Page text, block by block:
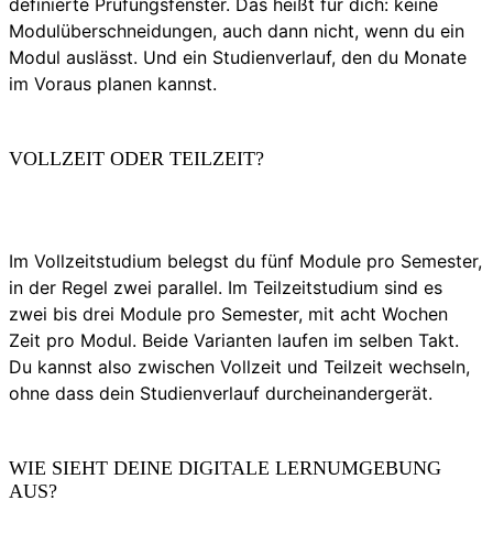
Modulüberschneidungen, auch dann nicht, wenn du ein
Modul auslässt. Und ein Studienverlauf, den du Monate
im Voraus planen kannst.
VOLLZEIT ODER TEILZEIT?
Im Vollzeitstudium belegst du fünf Module pro Semester,
in der Regel zwei parallel. Im Teilzeitstudium sind es
zwei bis drei Module pro Semester, mit acht Wochen
Zeit pro Modul. Beide Varianten laufen im selben Takt.
Du kannst also zwischen Vollzeit und Teilzeit wechseln,
ohne dass dein Studienverlauf durcheinandergerät.
WIE SIEHT DEINE DIGITALE LERNUMGEBUNG
AUS?